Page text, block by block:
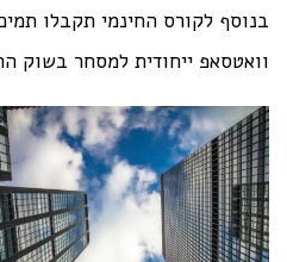
בנוסף לקורס החינמי תקבלו
וואטסאפ ייחודית למסחר בשוק